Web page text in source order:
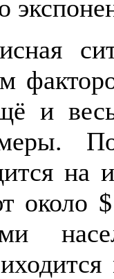
и
на
около